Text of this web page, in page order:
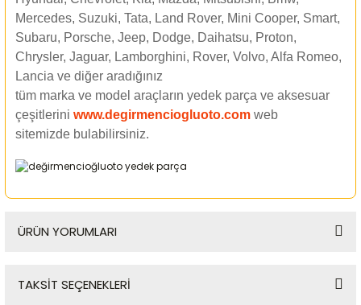
Mercedes, Suzuki, Tata, Land Rover, Mini Cooper, Smart,
Subaru, Porsche, Jeep, Dodge, Daihatsu, Proton,
Chrysler, Jaguar, Lamborghini, Rover, Volvo, Alfa Romeo,
Lancia ve diğer aradığınız
tüm marka ve model araçların yedek parça ve aksesuar
çeşitlerini www.degirmenciogluoto.com web
sitemizde bulabilirsiniz.
ÜRÜN YORUMLARI
TAKSİT SEÇENEKLERİ